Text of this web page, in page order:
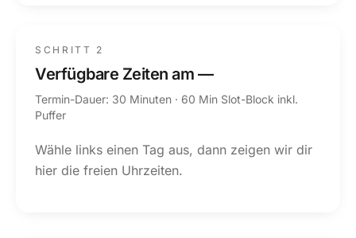
SCHRITT 2
Verfügbare Zeiten am —
Termin-Dauer: 30 Minuten · 60 Min Slot-Block inkl.
Puffer
Wähle links einen Tag aus, dann zeigen wir dir
hier die freien Uhrzeiten.